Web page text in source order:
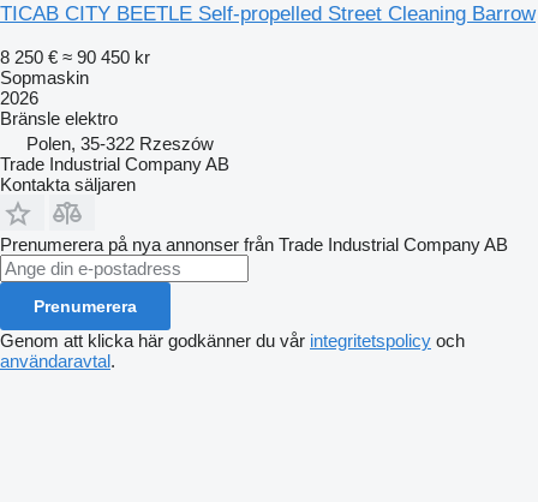
TICAB CITY BEETLE Self-propelled Street Cleaning Barrow
8 250 € ≈ 90 450 kr
Sopmaskin
2026
Bränsle elektro
Polen, 35-322 Rzeszów
Trade Industrial Company AB
Kontakta säljaren
Prenumerera på nya annonser från Trade Industrial Company AB
Prenumerera
Genom att klicka här godkänner du vår integritetspolicy och
användaravtal.